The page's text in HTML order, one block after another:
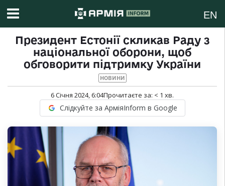
EN
Президент Естонії скликав Раду з
національної оборони, щоб
обговорити підтримку України
НОВИНИ
6 Січня 2024, 6:04Прочитаєте за: < 1 хв.
Слідкуйте за АрміяInform в Google